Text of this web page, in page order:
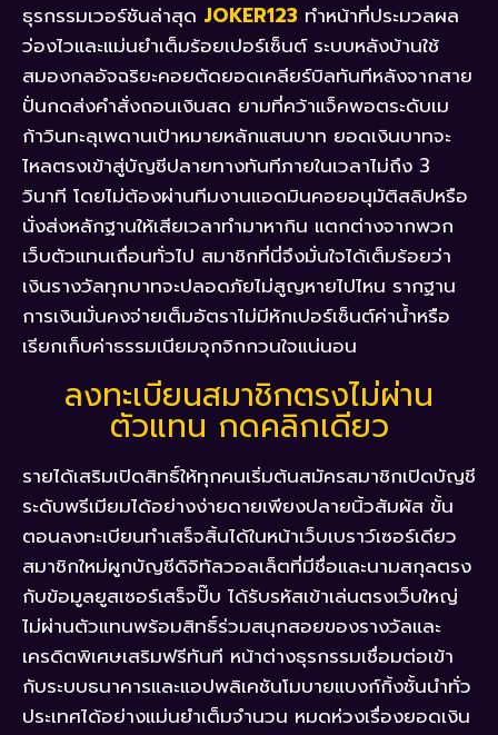
ธุรกรรมเวอร์ชันล่าสุด JOKER123 ทำหน้าที่ประมวลผล
ว่องไวและแม่นยำเต็มร้อยเปอร์เซ็นต์ ระบบหลังบ้านใช้
สมองกลอัจฉริยะคอยตัดยอดเคลียร์บิลทันทีหลังจากสาย
ปั่นกดส่งคำสั่งถอนเงินสด ยามที่คว้าแจ็คพอตระดับเม
ก้าวินทะลุเพดานเป้าหมายหลักแสนบาท ยอดเงินบาทจะ
ไหลตรงเข้าสู่บัญชีปลายทางทันทีภายในเวลาไม่ถึง 3
วินาที โดยไม่ต้องผ่านทีมงานแอดมินคอยอนุมัติสลิปหรือ
นั่งส่งหลักฐานให้เสียเวลาทำมาหากิน แตกต่างจากพวก
เว็บตัวแทนเถื่อนทั่วไป สมาชิกที่นี่จึงมั่นใจได้เต็มร้อยว่า
เงินรางวัลทุกบาทจะปลอดภัยไม่สูญหายไปไหน รากฐาน
การเงินมั่นคงจ่ายเต็มอัตราไม่มีหักเปอร์เซ็นต์ค่าน้ำหรือ
เรียกเก็บค่าธรรมเนียมจุกจิกกวนใจแน่นอน
ลงทะเบียนสมาชิกตรงไม่ผ่าน
ตัวแทน กดคลิกเดียว
รายได้เสริมเปิดสิทธิ์ให้ทุกคนเริ่มต้นสมัครสมาชิกเปิดบัญชี
ระดับพรีเมียมได้อย่างง่ายดายเพียงปลายนิ้วสัมผัส ขั้น
ตอนลงทะเบียนทำเสร็จสิ้นได้ในหน้าเว็บเบราว์เซอร์เดียว
สมาชิกใหม่ผูกบัญชีดิจิทัลวอลเล็ตที่มีชื่อและนามสกุลตรง
กับข้อมูลยูสเซอร์เสร็จปั๊บ ได้รับรหัสเข้าเล่นตรงเว็บใหญ่
ไม่ผ่านตัวแทนพร้อมสิทธิ์ร่วมสนุกสอยของรางวัลและ
เครดิตพิเศษเสริมฟรีทันที หน้าต่างธุรกรรมเชื่อมต่อเข้า
กับระบบธนาคารและแอปพลิเคชันโมบายแบงก์กิ้งชั้นนำทั่ว
ประเทศได้อย่างแม่นยำเต็มจำนวน หมดห่วงเรื่องยอดเงิน